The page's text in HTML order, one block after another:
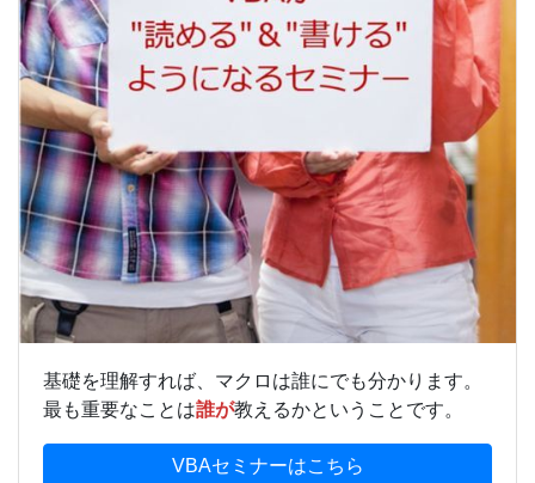
基礎を理解すれば、マクロは誰にでも分かります。
最も重要なことは誰が教えるかということです。
VBAセミナーはこちら